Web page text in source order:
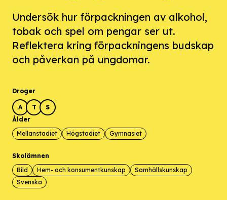
Undersök hur förpackningen av alkohol,
tobak och spel om pengar ser ut.
Reflektera kring förpackningens budskap
och påverkan på ungdomar.
Droger
A T
S
Ålder
Mellanstadiet
Högstadiet Gymnasiet
Skolämnen
Bild
Hem- och konsumentkunskap
Samhällskunskap
Svenska